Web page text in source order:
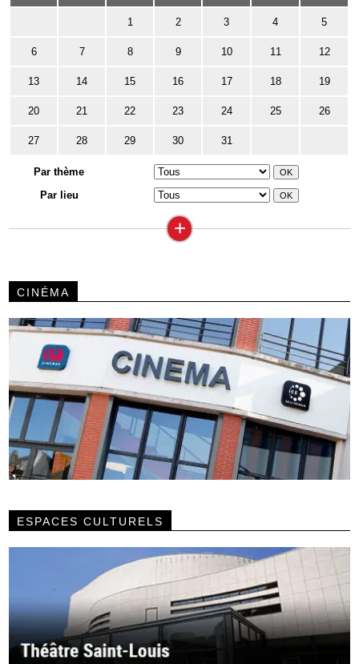
1 2 3 4 5
6 7 8 9 10 11 12
13 14 15 16 17 18 19
20 21 22 23 24 25 26
27 28 29 30 31
Par thème
Par lieu
+
CINÉMA
ESPACES CULTURELS